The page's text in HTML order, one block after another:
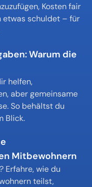
Kosten fair
etwas schuldet – für
Warum die
helfen,
aber gemeinsame
So behältst du
Blick.
Mitbewohnern
Erfahre, wie du
teilst,